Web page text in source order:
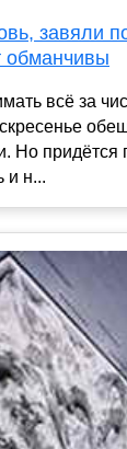
завяли
обманчивы
всё за
Но придётся
и н...